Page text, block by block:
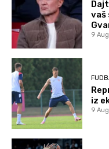
vaš
9
iz
9